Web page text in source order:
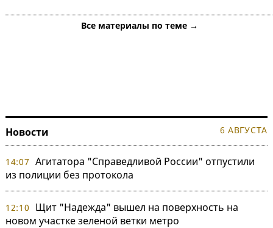
Все материалы по теме →
Новости 6 АВГУСТА
14:07 Агитатора "Справедливой России" отпустили
из полиции без протокола
12:10
Щит "Надежда" вышел на поверхность на
новом участке зеленой ветки метро